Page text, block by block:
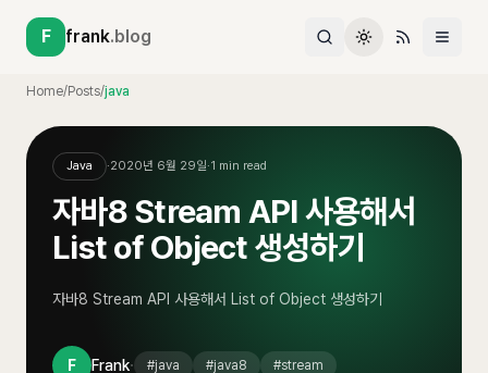
F frank.blog
Home/Posts/java
Java ·2020년 6월 29일·1 min read
자바8 Stream API 사용해서
List of Object 생성하기
자바8 Stream API 사용해서 List of Object 생성하기
F Frank· #java #java8 #stream